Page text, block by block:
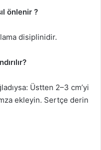
önlenir ?
disiplinidir.
Üstten 2–3 cm’yi
ekleyin. Sertçe derin